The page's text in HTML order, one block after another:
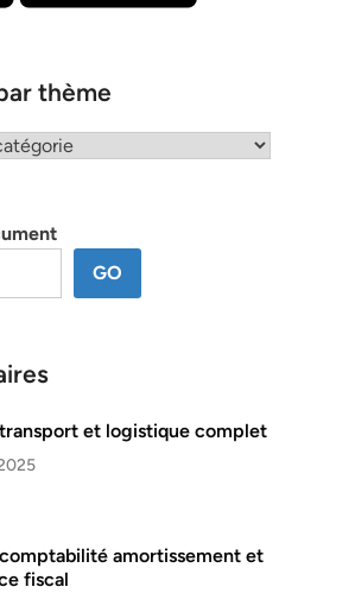
thème
GO
et logistique complet
amortissement et
fiscal